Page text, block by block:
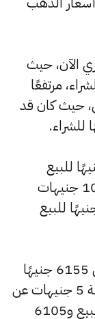
المصري الآن، حيث
و8150 جنيهًا للشراء، مرتفعًا
حيث كان قد
عيار 21 ليصل إلى 7180 جنيهًا للبيع
و7130 جنيهًا للشراء، بعد زيادة بقيمة 10 جنيهات
بالسعر السابق الذي بلغ 7170 جنيهًا للبيع
كما سجل سعر عيار 18 ارتفاعًا ليصل إلى 6155 جنيهًا
للبيع و6110 جنيهًا للشراء، مرتفعًا بقيمة 5 جنيهات عن
السعر السابق الذي كان 6145 جنيهًا للبيع و6105